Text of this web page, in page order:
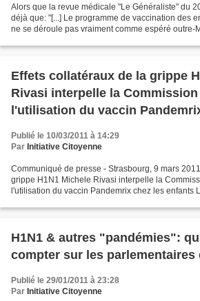
Alors que la revue médicale "Le Généraliste" du
déjà que: "[...] Le programme de vaccination des
ne se déroule pas vraiment comme espéré outre-
Effets collatéraux de la grippe
Rivasi interpelle la
l'utilisation du vaccin
enfants
Publié le 10/03/2011 à 14:29
Par Initiative Citoyenne
Communiqué de presse - Strasbourg, 9 mars
grippe H1N1 Michele Rivasi interpelle la
l'utilisation du vaccin Pandemrix chez les enfants
H1N1 & autres "pandémies":
compter sur les parlementaires
Publié le 29/01/2011 à 23:28
Par Initiative Citoyenne